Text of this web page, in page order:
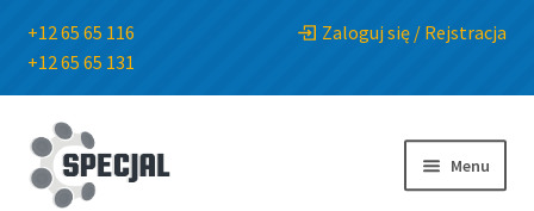
+12 65 65 116
+12 65 65 131
Zaloguj się / Rejstracja
Przejdź
do
nawigacji
Przejdź
do
treści
Menu